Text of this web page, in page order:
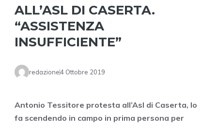
ALL’ASL DI CASERTA.
“ASSISTENZA
INSUFFICIENTE”
redazione4 Ottobre 2019
Antonio Tessitore protesta all’Asl di Caserta, lo
fa scendendo in campo in prima persona per